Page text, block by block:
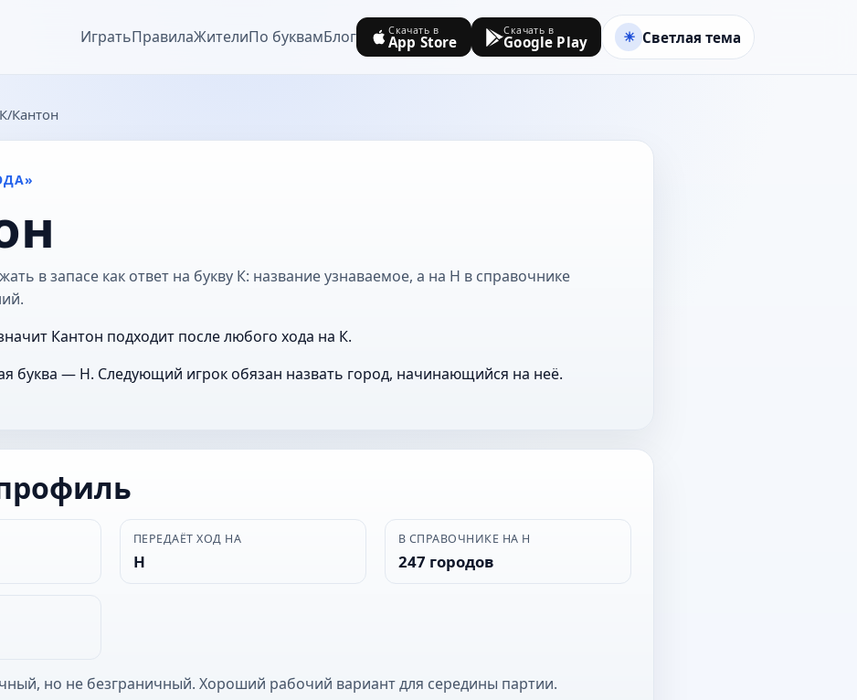
ИгратьПравилаЖителиПо буквамБлог Скачать в
App Store
Скачать в
Google Play Светлая тема
Кантон
в запасе как ответ на букву К: название узнаваемое, а на Н в справочнике
Кантон подходит после любого хода на К.
буква — Н. Следующий игрок обязан назвать город, начинающийся на неё.
ПЕРЕДАЁТ ХОД НА
Н
В СПРАВОЧНИКЕ НА Н
247 городов
но не безграничный. Хороший рабочий вариант для середины партии.